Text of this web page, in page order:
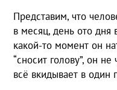
Представим, что
в месяц, день ото дня
какой-то момент он
“сносит голову”, он
всё вкидывает в